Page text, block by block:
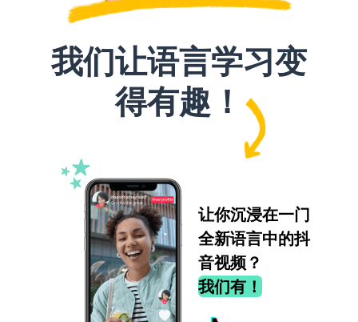
我们让语言学习变
得有趣！
让你沉浸在一门
全新语言中的抖
音视频？
我们有！